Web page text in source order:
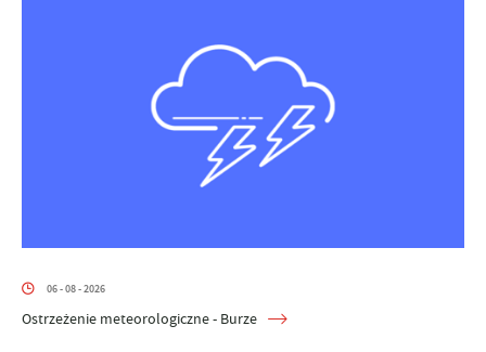
06 - 08 - 2026
Ostrzeżenie meteorologiczne - Burze